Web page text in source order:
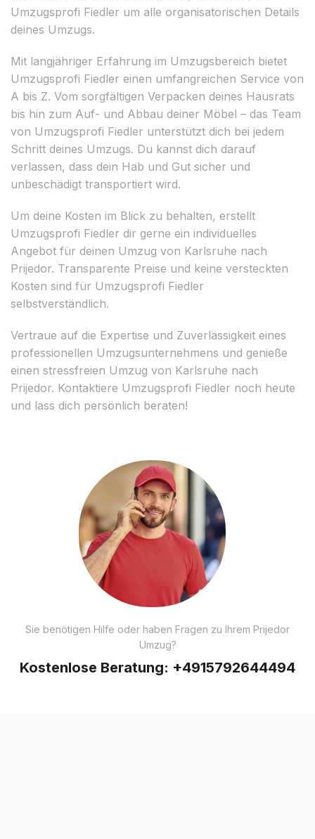
Umzugsprofi Fiedler um alle organisatorischen Details
deines Umzugs.
Mit langjähriger Erfahrung im Umzugsbereich bietet
Umzugsprofi Fiedler einen umfangreichen Service von
A bis Z. Vom sorgfältigen Verpacken deines Hausrats
bis hin zum Auf- und Abbau deiner Möbel – das Team
von Umzugsprofi Fiedler unterstützt dich bei jedem
Schritt deines Umzugs. Du kannst dich darauf
verlassen, dass dein Hab und Gut sicher und
unbeschädigt transportiert wird.
Um deine Kosten im Blick zu behalten, erstellt
Umzugsprofi Fiedler dir gerne ein individuelles
Angebot für deinen Umzug von Karlsruhe nach
Prijedor. Transparente Preise und keine versteckten
Kosten sind für Umzugsprofi Fiedler
selbstverständlich.
Vertraue auf die Expertise und Zuverlässigkeit eines
professionellen Umzugsunternehmens und genieße
einen stressfreien Umzug von Karlsruhe nach
Prijedor. Kontaktiere Umzugsprofi Fiedler noch heute
und lass dich persönlich beraten!
Sie benötigen Hilfe oder haben Fragen zu Ihrem Prijedor
Umzug?
Kostenlose Beratung: +4915792644494